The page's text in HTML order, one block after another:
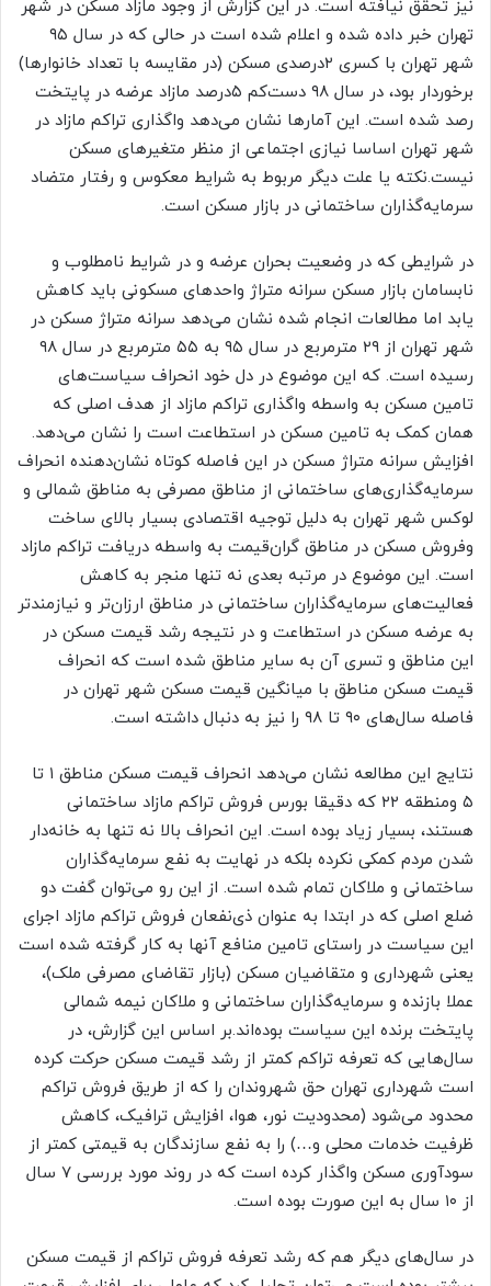
نیز تحقق نیافته است. در این گزارش از وجود مازاد مسکن در شهر
تهران خبر داده شده و اعلام شده است در حالی که در سال ۹۵
شهر تهران با کسری ۲‌درصدی مسکن (در مقایسه با تعداد خانوارها)
برخوردار بود، در سال ۹۸ دست‌‌‌کم ۵‌درصد مازاد عرضه در پایتخت
رصد شده است. این آمارها نشان می‌دهد واگذاری تراکم مازاد در
شهر تهران اساسا نیازی اجتماعی از منظر متغیرهای مسکن
نیست.نکته یا علت دیگر مربوط به شرایط معکوس و رفتار متضاد
سرمایه‌گذاران ساختمانی در بازار مسکن است.
در شرایطی که در وضعیت بحران عرضه و در شرایط نامطلوب و
نابسامان بازار مسکن سرانه متراژ واحدهای مسکونی باید کاهش
یابد اما مطالعات انجام شده نشان می‌دهد سرانه متراژ مسکن در
شهر تهران از ۲۹ مترمربع در سال ۹۵ به ۵۵ مترمربع در سال ۹۸
رسیده است. که این موضوع در دل خود انحراف سیاست‌های
تامین مسکن به واسطه واگذاری تراکم مازاد از هدف اصلی که
همان کمک به تامین مسکن در استطاعت است را نشان می‌دهد.
افزایش سرانه متراژ مسکن در این فاصله کوتاه نشان‌دهنده انحراف
سرمایه‌گذاری‌‌‌های ساختمانی از مناطق مصرفی به مناطق شمالی و
لوکس شهر تهران به دلیل توجیه اقتصادی بسیار بالای ساخت
وفروش مسکن در مناطق گران‌قیمت به واسطه دریافت تراکم مازاد
است. این موضوع در مرتبه بعدی نه تنها منجر به کاهش
فعالیت‌های سرمایه‌گذاران ساختمانی در مناطق ارزان‌‌‌تر و نیازمندتر
به عرضه مسکن در استطاعت و در نتیجه رشد قیمت مسکن در
این مناطق و تسری آن به سایر مناطق شده است که انحراف
قیمت مسکن مناطق با میانگین قیمت مسکن شهر تهران در
فاصله سال‌های ۹۰ تا ۹۸ را نیز به دنبال داشته است.
نتایج این مطالعه نشان می‌دهد انحراف قیمت مسکن مناطق ۱ تا
۵ ومنطقه ۲۲ که دقیقا بورس فروش تراکم مازاد ساختمانی
هستند، بسیار زیاد بوده است. این انحراف بالا نه تنها به خانه‌‌‌دار
شدن مردم کمکی نکرده بلکه در نهایت به نفع سرمایه‌گذاران
ساختمانی و ملاکان تمام شده است. از این رو می‌توان گفت دو
ضلع اصلی که در ابتدا به عنوان ذی‌نفعان فروش تراکم مازاد اجرای
این سیاست در راستای تامین منافع آنها به کار گرفته شده است
یعنی شهرداری و متقاضیان مسکن (بازار تقاضای مصرفی ملک)،
عملا بازنده و سرمایه‌گذاران ساختمانی و ملاکان نیمه شمالی
پایتخت برنده این سیاست بوده‌‌‌اند.بر اساس این گزارش، در
سال‌هایی که تعرفه تراکم کمتر از رشد قیمت مسکن حرکت کرده
است شهرداری تهران حق شهروندان را که از طریق فروش تراکم
محدود می‌شود (محدودیت نور، هوا، افزایش ترافیک، کاهش
ظرفیت خدمات محلی و…) را به نفع سازندگان به قیمتی کمتر از
سودآوری مسکن واگذار کرده است که در روند مورد بررسی ۷ سال
از ۱۰ سال به این صورت بوده است.
در سال‌های دیگر هم که رشد تعرفه فروش تراکم از قیمت مسکن